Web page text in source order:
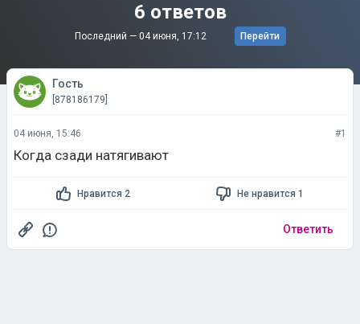
6 ответов
Последний — 04 июня, 17:12 Перейти
Гость
[878186179]
04 июня, 15:46 #1
Когда сзади натягивают
Нравится 2 Не нравится 1
Ответить